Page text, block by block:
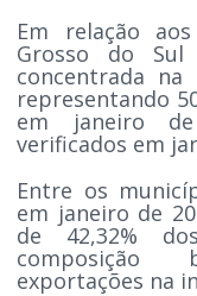
Em relação
Grosso do
concentrada
representando
em janeiro
verificados em
Entre os
em janeiro de
de 42,32%
composição
exportações na